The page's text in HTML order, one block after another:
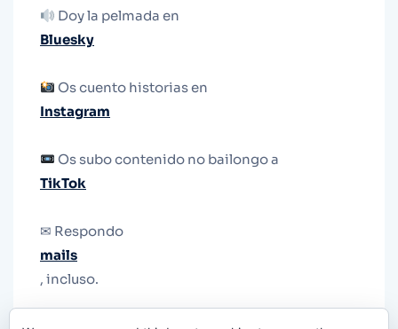
Doy la pelmada en
Bluesky
Os cuento historias en
Instagram
Os subo contenido no bailongo a
TikTok
✉ Respondo
mails
, incluso.